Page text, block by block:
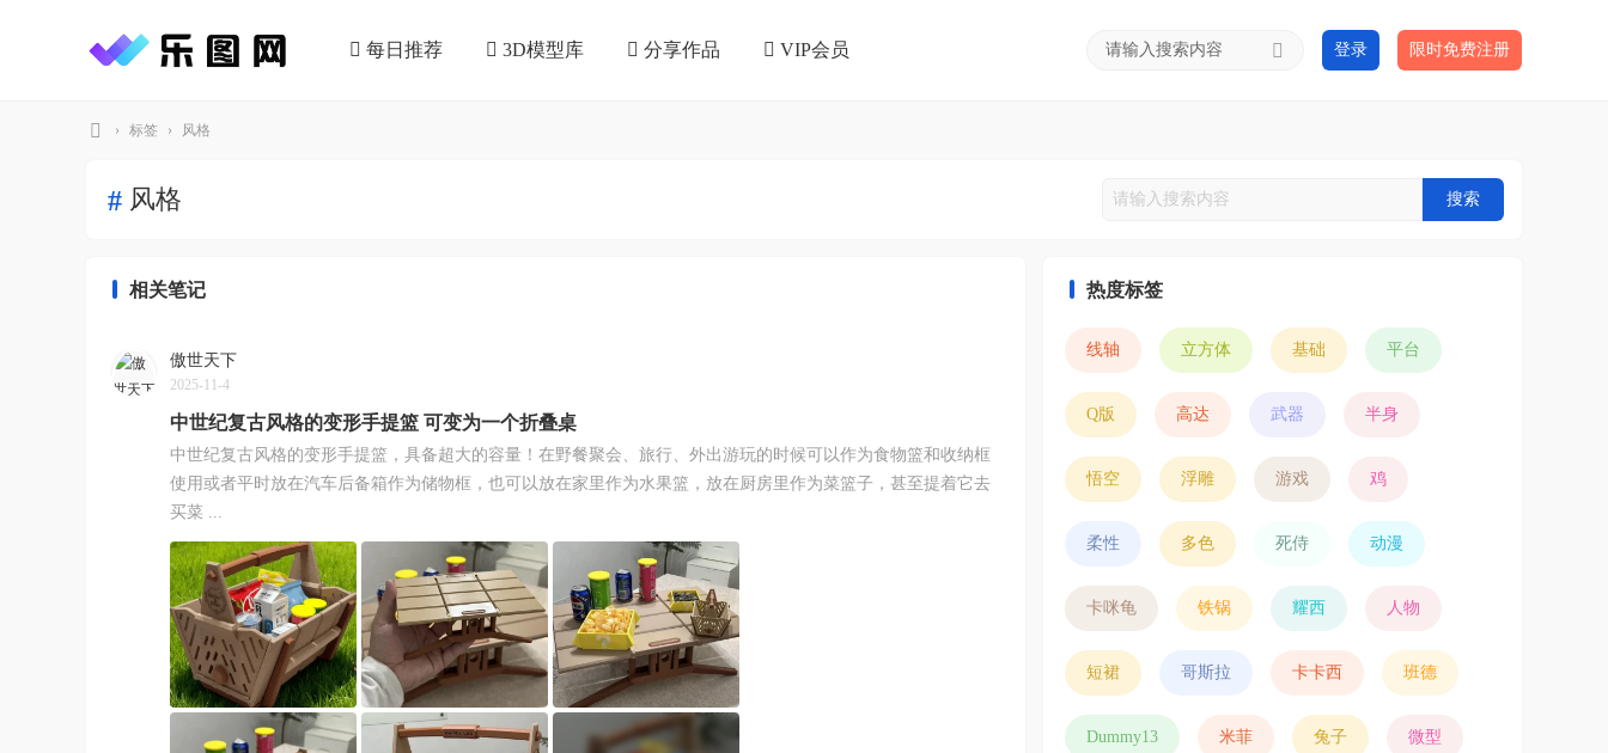
每日推荐 3D模型库 分享作品 VIP会员 登录 限时免费注册
› 标签 › 风格
# 风格 搜索
相关笔记
傲世天下
2025-11-4
中世纪复古风格的变形手提篮 可变为一个折叠桌
中世纪复古风格的变形手提篮，具备超大的容量！在野餐聚会、旅行、外出游玩的时候可以作为食物篮和收纳框
使用或者平时放在汽车后备箱作为储物框，也可以放在家里作为水果篮，放在厨房里作为菜篮子，甚至提着它去
买菜 ...
热度标签
线轴 立方体 基础 平台
Q版 高达 武器 半身
悟空 浮雕 游戏 鸡
柔性 多色 死侍 动漫
卡咪龟 铁锅 耀西 人物
短裙 哥斯拉 卡卡西 班德
Dummy13 米菲 兔子 微型